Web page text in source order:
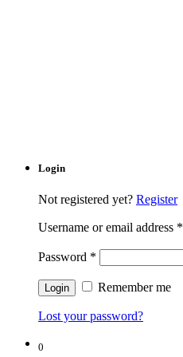
Login
Not registered yet? Register
Username or email address *
Password *
Remember me
Lost your password?
0